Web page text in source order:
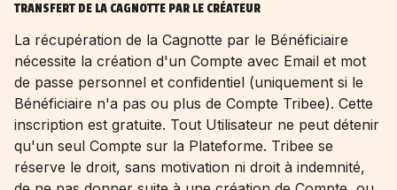
TRANSFERT DE LA CAGNOTTE PAR LE CRÉATEUR
La récupération de la Cagnotte par le Bénéficiaire
nécessite la création d'un Compte avec Email et mot
de passe personnel et confidentiel (uniquement si le
Bénéficiaire n'a pas ou plus de Compte Tribee). Cette
inscription est gratuite. Tout Utilisateur ne peut détenir
qu'un seul Compte sur la Plateforme. Tribee se
réserve le droit, sans motivation ni droit à indemnité,